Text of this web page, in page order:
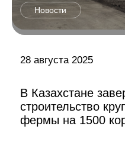
Новости
28 августа 2025
В Казахстане
строительство
фермы на 1500